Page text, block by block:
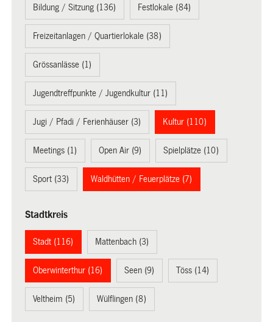
Bildung / Sitzung (136) Festlokale (84)
Freizeitanlagen / Quartierlokale (38)
Grössanlässe (1)
Jugendtreffpunkte / Jugendkultur (11)
Jugi / Pfadi / Ferienhäuser (3) Kultur (110)
Meetings (1) Open Air (9) Spielplätze (10)
Sport (33) Waldhütten / Feuerplätze (7)
Stadtkreis
Stadt (116) Mattenbach (3)
Oberwinterthur (16) Seen (9) Töss (14)
Veltheim (5) Wülflingen (8)